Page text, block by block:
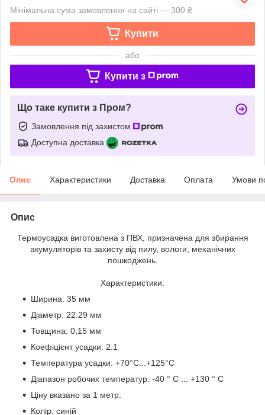
Мінімальна сума замовлення на сайті — 300 ₴
Купити
або
Купити з
Що таке купити з Пром?
Замовлення під захистом
Доступна доставка
Опис Характеристики Доставка Оплата Умови
Опис
Термоусадка виготовлена з ПВХ, призначена для збирання
акумуляторів та захисту від пилу, вологи, механічних
пошкоджень.
Характеристики:
Ширина: 35 мм
Діаметр: 22.29 мм
Товщина: 0,15 мм
Коефіцієнт усадки: 2:1
Температура усадки: +70°C...+125°C
Діапазон робочих температур: -40 ° C ... +130 ° C
Ціну вказано за 1 метр.
Колір: синій